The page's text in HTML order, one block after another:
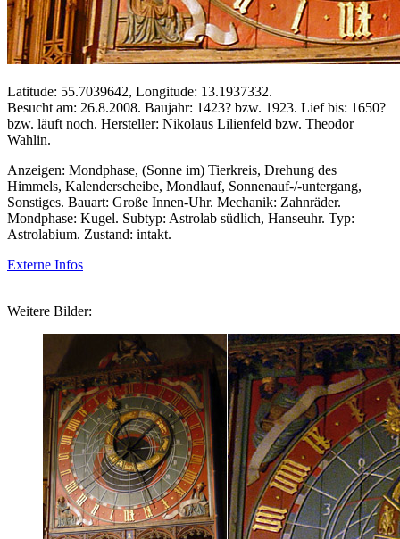
Latitude: 55.7039642, Longitude: 13.1937332.
Besucht am: 26.8.2008. Baujahr: 1423? bzw. 1923. Lief bis: 1650?
bzw. läuft noch. Hersteller: Nikolaus Lilienfeld bzw. Theodor
Wahlin.
Anzeigen: Mondphase, (Sonne im) Tierkreis, Drehung des
Himmels, Kalenderscheibe, Mondlauf, Sonnenauf-/-untergang,
Sonstiges. Bauart: Große Innen-Uhr. Mechanik: Zahnräder.
Mondphase: Kugel. Subtyp: Astrolab südlich, Hanseuhr. Typ:
Astrolabium. Zustand: intakt.
Externe Infos
Weitere Bilder: